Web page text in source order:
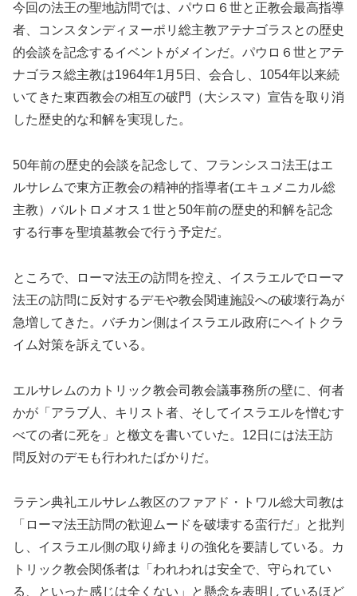
今回の法王の聖地訪問では、パウロ６世と正教会最高指導
者、コンスタンディヌーポリ総主教アテナゴラスとの歴史
的会談を記念するイベントがメインだ。パウロ６世とアテ
ナゴラス総主教は1964年1月5日、会合し、1054年以来続
いてきた東西教会の相互の破門（大シスマ）宣告を取り消
した歴史的な和解を実現した。
50年前の歴史的会談を記念して、フランシスコ法王はエ
ルサレムで東方正教会の精神的指導者(エキュメニカル総
主教）バルトロメオス１世と50年前の歴史的和解を記念
する行事を聖墳墓教会で行う予定だ。
ところで、ローマ法王の訪問を控え、イスラエルでローマ
法王の訪問に反対するデモや教会関連施設への破壊行為が
急増してきた。バチカン側はイスラエル政府にヘイトクラ
イム対策を訴えている。
エルサレムのカトリック教会司教会議事務所の壁に、何者
かが「アラブ人、キリスト者、そしてイスラエルを憎むす
べての者に死を」と檄文を書いていた。12日には法王訪
問反対のデモも行われたばかりだ。
ラテン典礼エルサレム教区のファアド・トワル総大司教は
「ローマ法王訪問の歓迎ムードを破壊する蛮行だ」と批判
し、イスラエル側の取り締まりの強化を要請している。カ
トリック教会関係者は「われわれは安全で、守られてい
る、といった感じは全くない」と懸念を表明しているほど